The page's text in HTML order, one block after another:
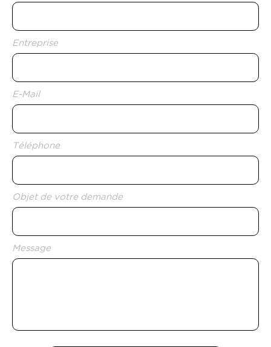
Entreprise
E-Mail
Téléphone
Objet de votre demande
Message